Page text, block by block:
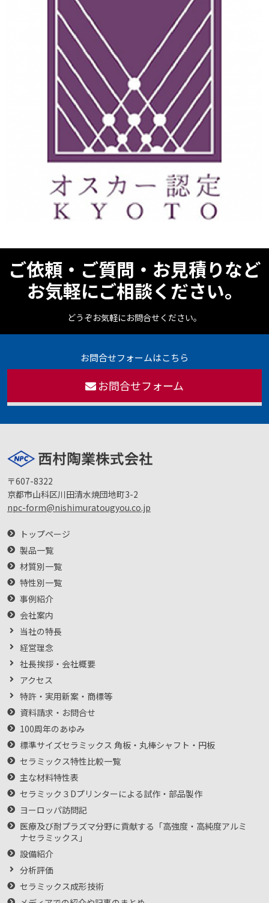
ご依頼・ご質問・お見積りなど
お気軽にご相談ください。
どうぞお気軽にお問合せください。
お問合せフォームはこちら
お問合せフォーム
〒607-8322
京都市山科区川田清水焼団地町3-2
npc-form@nishimuratougyou.co.jp
トップページ
製品一覧
材質別一覧
特性別一覧
事例紹介
会社案内
当社の特長
経営理念
社長挨拶・会社概要
アクセス
特許・実用新案・商標等
資料請求・お問合せ
100周年のあゆみ
標準サイズセラミックス 角板・丸棒シャフト・円板
セラミックス特性比較一覧
主な材料特性表
セラミック３Dプリンターによる試作・部品製作
ヨーロッパ訪問記
医療及び耐プラズマ分野に貢献する「高強度・高純度アルミ
ナセラミックス」
設備紹介
分析評価
セラミックス成形技術